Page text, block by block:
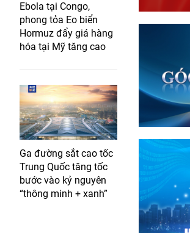
Ebola tại Congo,
phong tỏa Eo biển
Hormuz đẩy giá hàng
hóa tại Mỹ tăng cao
Ga đường sắt cao tốc
Trung Quốc tăng tốc
bước vào kỷ nguyên
“thông minh + xanh”